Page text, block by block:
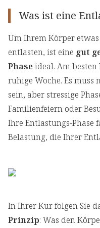
Was ist eine
Um Ihrem Körper
entlasten, ist eine gut
Phaseideal. Am besten
ruhige Woche. Es
sein, aber stressige
Familienfeiern oder
Ihre Entlastungs-Phase
Belastung, die Ihrer
In Ihrer Kur folgen Sie
Prinzip: Was den